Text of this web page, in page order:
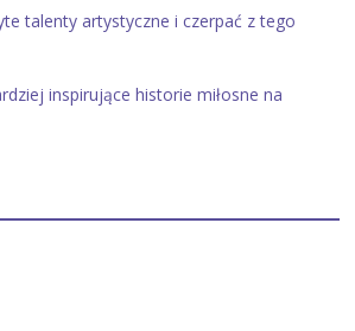
talenty artystyczne i czerpać z tego
inspirujące historie miłosne na